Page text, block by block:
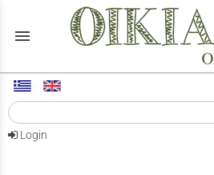
menu
Login